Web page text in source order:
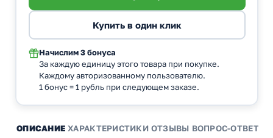
Начислим 3 бонуса
За каждую единицу этого товара при покупке.
Каждому авторизованному пользователю.
1 бонус = 1 рубль при следующем заказе.
ОПИСАНИЕ ХАРАКТЕРИСТИКИ ОТЗЫВЫ ВОПРОС-ОТВЕТ